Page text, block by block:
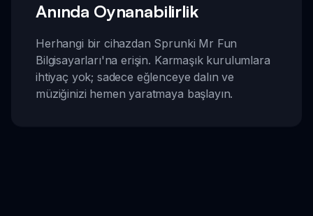
Anında Oynanabilirlik
Herhangi bir cihazdan Sprunki Mr Fun
Bilgisayarları'na erişin. Karmaşık kurulumlara
ihtiyaç yok; sadece eğlenceye dalın ve
müziğinizi hemen yaratmaya başlayın.